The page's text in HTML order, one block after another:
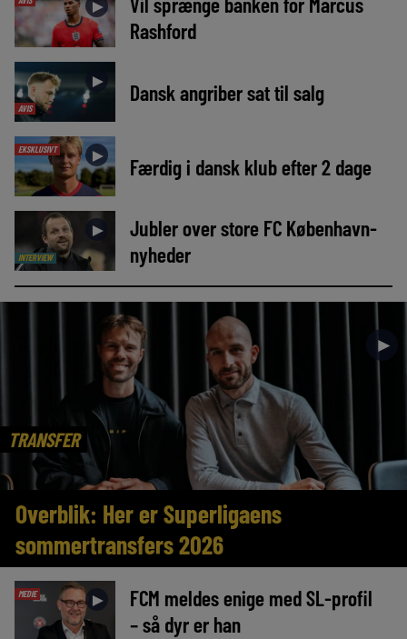
►
Rashford
AVIS
► Dansk angriber sat til salg
EKSKLUSIVT ► Færdig i dansk klub efter 2 dage
INTERVIEW
►
Jubler over store FC København-
nyheder
TRANSFER
►
Overblik: Her er Superligaens
sommertransfers 2026
MEDIE ►
FCM meldes enige med SL-profil
– så dyr er han